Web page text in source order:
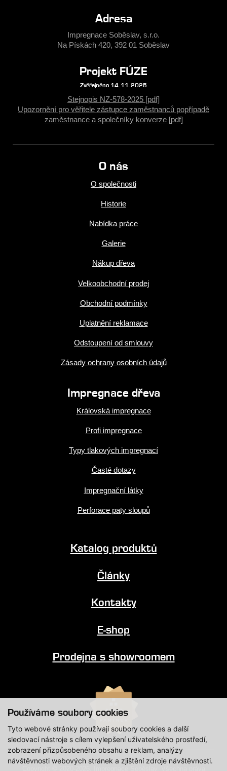
Používáme soubory cookies
Tyto webové stránky používají soubory cookies a další
sledovací nástroje s cílem vylepšení uživatelského prostředí,
zobrazení přizpůsobeného obsahu a reklam, analýzy
návštěvnosti webových stránek a zjištění zdroje návštěvnosti.
Adresa
Impregnace Soběslav, s.r.o.
Na Pískách 420, 392 01 Soběslav
Projekt FÚZE
Zvěřejněno 14.11.2025
Stejnopis NZ-578-2025 [pdf]
Upozornění pro věřitele zástupce zaměstnanců popřípadě
zaměstnance a společníky konverze [pdf]
O nás
O společnosti
Historie
Nabídka práce
Galerie
Nákup dřeva
Velkoobchodní prodej
Obchodní podmínky
Uplatnění reklamace
Odstoupení od smlouvy
Zásady ochrany osobních údajů
Impregnace dřeva
Královská impregnace
Profi impregnace
Typy tlakových impregnací
Časté dotazy
Impregnační látky
Perforace paty sloupů
Katalog produktů
Články
Kontakty
E-shop
Prodejna s showroomem